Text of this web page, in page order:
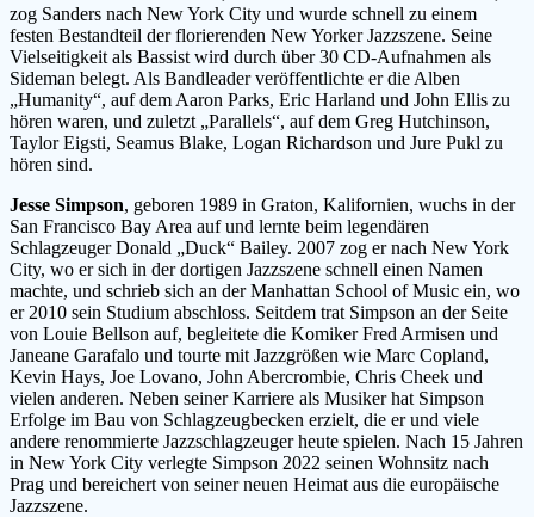
zog Sanders nach New York City und wurde schnell zu einem
festen Bestandteil der florierenden New Yorker Jazzszene. Seine
Vielseitigkeit als Bassist wird durch über 30 CD-Aufnahmen als
Sideman belegt. Als Bandleader veröffentlichte er die Alben
„Humanity“, auf dem Aaron Parks, Eric Harland und John Ellis zu
hören waren, und zuletzt „Parallels“, auf dem Greg Hutchinson,
Taylor Eigsti, Seamus Blake, Logan Richardson und Jure Pukl zu
hören sind.
Jesse Simpson, geboren 1989 in Graton, Kalifornien, wuchs in der
San Francisco Bay Area auf und lernte beim legendären
Schlagzeuger Donald „Duck“ Bailey. 2007 zog er nach New York
City, wo er sich in der dortigen Jazzszene schnell einen Namen
machte, und schrieb sich an der Manhattan School of Music ein, wo
er 2010 sein Studium abschloss. Seitdem trat Simpson an der Seite
von Louie Bellson auf, begleitete die Komiker Fred Armisen und
Janeane Garafalo und tourte mit Jazzgrößen wie Marc Copland,
Kevin Hays, Joe Lovano, John Abercrombie, Chris Cheek und
vielen anderen. Neben seiner Karriere als Musiker hat Simpson
Erfolge im Bau von Schlagzeugbecken erzielt, die er und viele
andere renommierte Jazzschlagzeuger heute spielen. Nach 15 Jahren
in New York City verlegte Simpson 2022 seinen Wohnsitz nach
Prag und bereichert von seiner neuen Heimat aus die europäische
Jazzszene.